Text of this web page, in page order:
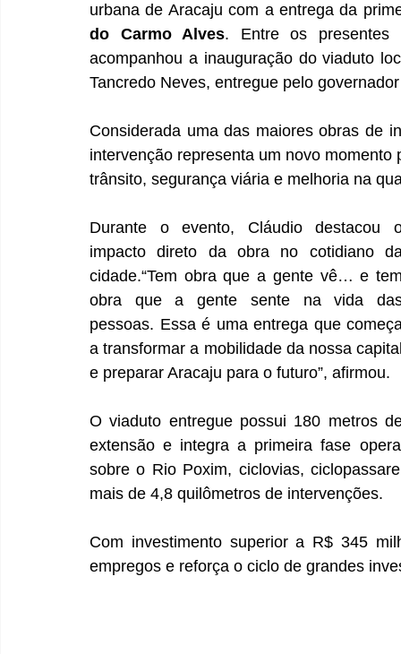
urbana de Aracaju com a entrega da
do Carmo Alves. Entre os presentes
acompanhou a inauguração do viaduto
Tancredo Neves, entregue pelo
Considerada uma das maiores obras de
intervenção representa um novo
trânsito, segurança viária e melhoria na
Durante o evento, Cláudio destacou
impacto direto da obra no cotidiano
cidade.“Tem obra que a gente vê… e
obra que a gente sente na vida
pessoas. Essa é uma entrega que
a transformar a mobilidade da nossa
e preparar Aracaju para o futuro”, afirmou.
O viaduto entregue possui 180 metros
extensão e integra a primeira fase
sobre o Rio Poxim, ciclovias,
mais de 4,8 quilômetros de intervenções.
Com investimento superior a R$ 345
empregos e reforça o ciclo de grandes